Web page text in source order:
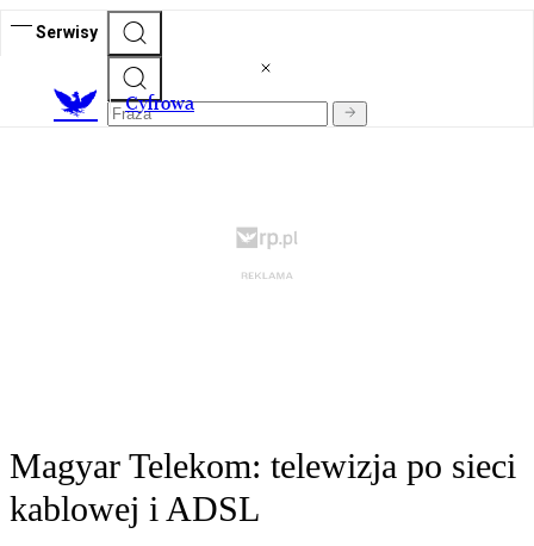
Serwisy
Cyfrowa
Magyar Telekom: telewizja po sieci
kablowej i ADSL